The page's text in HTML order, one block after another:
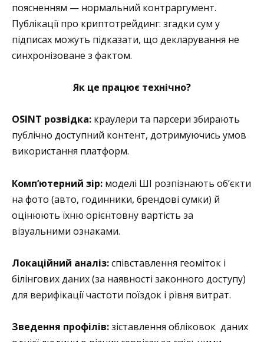
поясненням — нормальний контраргумент.
Публікації про криптотрейдинг: згадки сум у
підписах можуть підказати, що декларування не
синхронізоване з фактом.
Як це працює технічно?
OSINT розвідка: краулери та парсери збирають
публічно доступний контент, дотримуючись умов
використання платформ.
Комп’ютерний зір: моделі ШІ розпізнають об’єкти
на фото (авто, годинники, брендові сумки) й
оцінюють їхню орієнтовну вартість за
візуальними ознаками.
Локаційний аналіз:співставлення геоміток і
білінгових даних (за наявності законного доступу)
для верифікації частоти поїздок і рівня витрат.
Зведення профілів:зіставлення обліковок даних